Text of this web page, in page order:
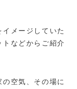
メージしていた
などからご紹介
空気、その場に